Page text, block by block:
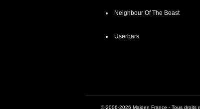
Neighbour Of The Beast
Userbars
© 2006-2026 Maiden France - Tous droits